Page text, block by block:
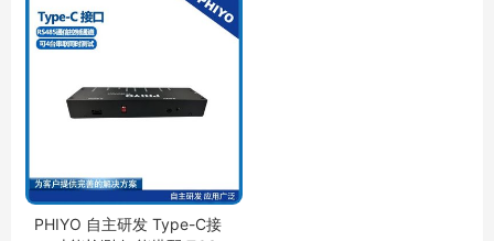
PHIYO 自主研发 Type-C接